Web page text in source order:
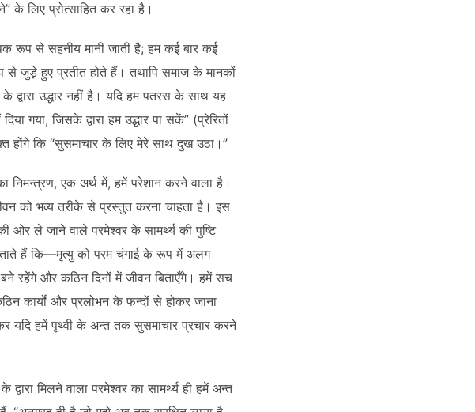
लिए प्रोत्साहित कर रहा है।
रूप से सहनीय मानी जाती है; हम कई बार कई
जुड़े हुए प्रतीत होते हैं। तथापि समाज के मानकों
उद्धार नहीं है। यदि हम पतरस के साथ यह
गया, जिसके द्वारा हम उद्धार पा सकें” (प्रेरितों
होंगे कि “सुसमाचार के लिए मेरे साथ दुख उठा।”
निमन्त्रण, एक अर्थ में, हमें परेशान करने वाला है।
को भव्य तरीके से प्रस्तुत करना चाहता है। इस
ले जाने वाले परमेश्वर के सामर्थ्य की पुष्टि
हैं कि—मृत्यु को परम चंगाई के रूप में अलग
रहेंगे और कठिन दिनों में जीवन बिताएँगे। हमें सच
कार्यों और प्रलोभन के फन्दों से होकर जाना
यदि हमें पृथ्वी के अन्त तक सुसमाचार प्रचार करने
मिलने वाला परमेश्वर का सामर्थ्य ही हमें अन्त